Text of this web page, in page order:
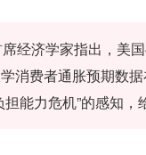
经济学家指出，美
消费者通胀预期数
担能力危机”的感知